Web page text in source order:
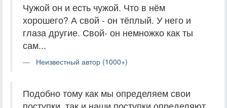
Чужой он и есть чужой. Что в нём
хорошего? А свой - он тёплый. У него и
глаза другие. Свой- он немножко как ты
сам...
Неизвестный автор (1000+)
Подобно тому как мы определяем свои